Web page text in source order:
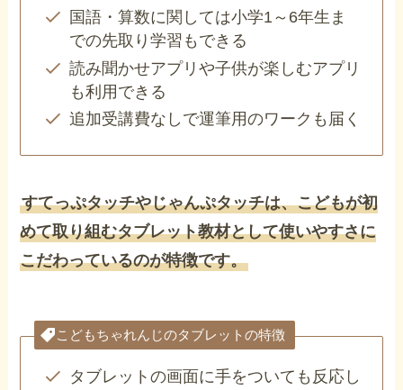
国語・算数に関しては小学1～6年生ま
での先取り学習もできる
読み聞かせアプリや子供が楽しむアプリ
も利用できる
追加受講費なしで運筆用のワークも届く
すてっぷタッチやじゃんぷタッチは、こどもが初
めて取り組むタブレット教材として使いやすさに
こだわっているのが特徴です。
こどもちゃれんじのタブレットの特徴
タブレットの画面に手をついても反応し